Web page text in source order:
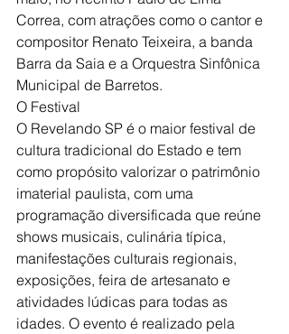
Correa, com atrações como o cantor e
compositor Renato Teixeira, a banda
Barra da Saia e a Orquestra Sinfônica
Municipal de Barretos.
O Festival
O Revelando SP é o maior festival de
cultura tradicional do Estado e tem
como propósito valorizar o patrimônio
imaterial paulista, com uma
programação diversificada que reúne
shows musicais, culinária típica,
manifestações culturais regionais,
exposições, feira de artesanato e
atividades lúdicas para todas as
idades. O evento é realizado pela